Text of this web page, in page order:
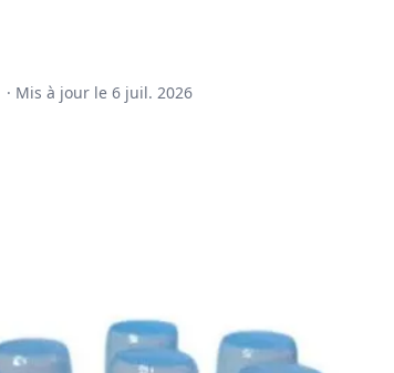
· Mis à jour le 6 juil. 2026